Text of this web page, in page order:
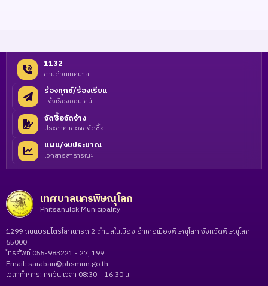
1132
สายด่วนเทศบาล
ร้องทุกข์/ร้องเรียน
แจ้งเรื่องออนไลน์
จัดซื้อจัดจ้าง
ประกาศและผลจัดซื้อ
แผน/งบประมาณ
เอกสารสาธารณะ
เทศบาลนครพิษณุโลก
Phitsanulok Municipality
1299 ถนนบรมไตรโลกนารถ 2 ตำบลในเมือง อำเภอเมืองพิษณุโลก จังหวัดพิษณุโลก
65000
โทรศัพท์ 055-983221 - 27, 199
Email: saraban@phsmun.go.th
เวลาทำการ: ทุกวัน เวลา 08:30 – 16:30 น.